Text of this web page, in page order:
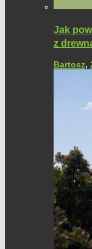
Jak
z
Bartosz,